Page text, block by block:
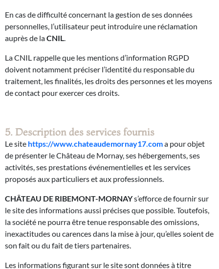
En cas de difficulté concernant la gestion de ses données
personnelles, l’utilisateur peut introduire une réclamation
auprès de laCNIL
La CNIL rappelle que les mentions d’information RGPD
doivent notamment préciser l’identité du responsable du
traitement, les finalités, les droits des personnes et les moyens
de contact pour exercer ces droits.
5. Description des services fournis
Le site https://www.chateaudemornay17.coma pour objet
de présenter le Château de Mornay, ses hébergements, ses
activités, ses prestations événementielles et les services
proposés aux particuliers et aux professionnels.
CHÂTEAU DE RIBEMONT-MORNAYs’efforce de fournir sur
le site des informations aussi précises que possible. Toutefois,
la société ne pourra être tenue responsable des omissions,
inexactitudes ou carences dans la mise à jour, qu’elles soient de
son fait ou du fait de tiers partenaires.
Les informations figurant sur le site sont données à titre